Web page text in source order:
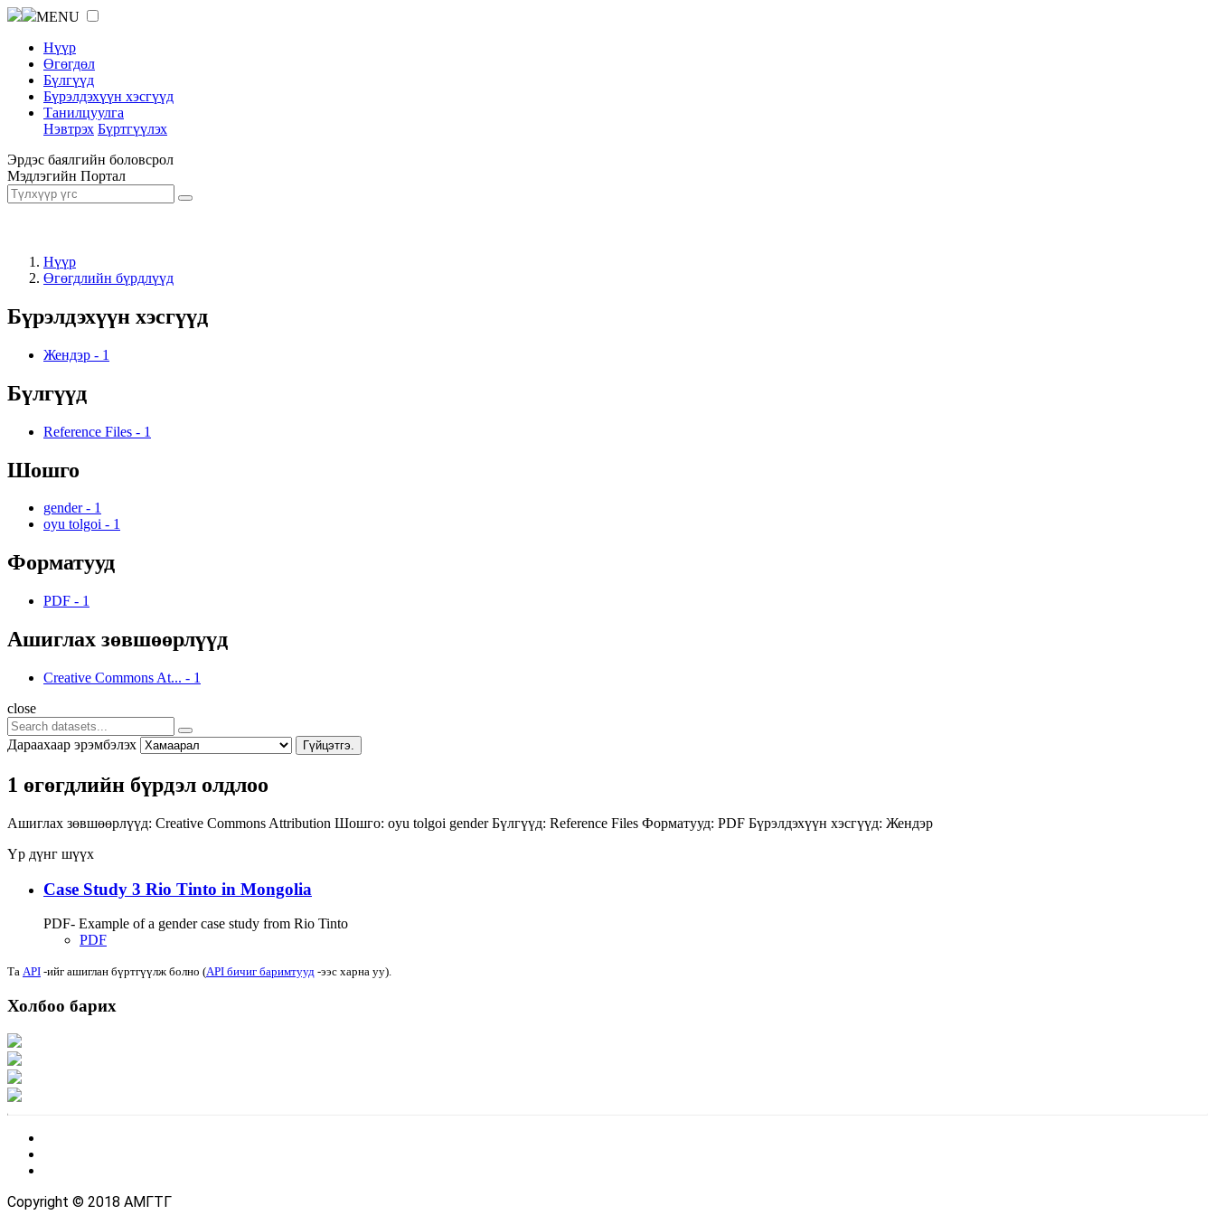
MENU
Нүүр
Өгөгдөл
Бүлгүүд
Бүрэлдэхүүн хэсгүүд
Танилцуулга
Нэвтрэх Бүртгүүлэх
Эрдэс баялгийн боловсрол
Мэдлэгийн Портал
Нүүр
Өгөгдлийн бүрдлүүд
Бүрэлдэхүүн хэсгүүд
Жендэр - 1
Бүлгүүд
Reference Files - 1
Шошго
gender - 1
oyu tolgoi - 1
Форматууд
PDF - 1
Ашиглах зөвшөөрлүүд
Creative Commons At... - 1
close
Дараахаар эрэмбэлэх Гүйцэтгэ.
1 өгөгдлийн бүрдэл олдлоо
Ашиглах зөвшөөрлүүд: Creative Commons Attribution Шошго: oyu tolgoi genderБүлгүүд: Reference Files Форматууд: PDF Бүрэлдэхүүн хэсгүүд: Жендэр
Үр дүнг шүүх
Case Study 3 Rio Tinto in Mongolia
PDF- Example of a gender case study from Rio Tinto
PDF
Та API -ийг ашиглан бүртгүүлж болно (API бичиг баримтууд -ээс харна уу).
Холбоо барих
Copyright © 2018 АМГТГ